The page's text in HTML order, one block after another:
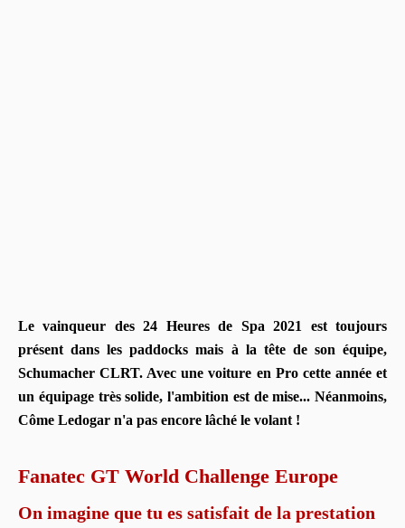
Le vainqueur des 24 Heures de Spa 2021 est toujours
présent dans les paddocks mais à la tête de son équipe,
Schumacher CLRT. Avec une voiture en Pro cette année et
un équipage très solide, l'ambition est de mise... Néanmoins,
Côme Ledogar n'a pas encore lâché le volant !
Fanatec GT World Challenge Europe
On imagine que tu es satisfait de la prestation